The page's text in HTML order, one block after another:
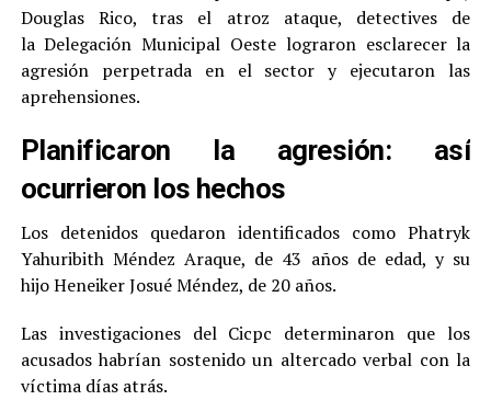
Douglas Rico, tras el atroz ataque, detectives de
la Delegación Municipal Oeste lograron esclarecer la
agresión perpetrada en el sector y ejecutaron las
aprehensiones.
Planificaron la agresión: así
ocurrieron los hechos
Los detenidos quedaron identificados como Phatryk
Yahuribith Méndez Araque, de 43 años de edad, y su
hijo Heneiker Josué Méndez, de 20 años.
Las investigaciones del Cicpc determinaron que los
acusados habrían sostenido un altercado verbal con la
víctima días atrás.